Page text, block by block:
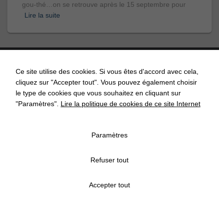
gou-thé…on se retrouve après le 15 septembre pour
Lire la suite
ACCUEIL ACTUALITÉS AGENDA API’GRENDEL
ECONOMIE
POLITIQUE DE CONFIDENTIALITÉ
GESTION DES COOKIES
Ce site utilise des cookies. Si vous êtes d'accord avec cela,
cliquez sur "Accepter tout". Vous pouvez également choisir
le type de cookies que vous souhaitez en cliquant sur
"Paramètres". Lire la politique de cookies de ce site Internet
Paramètres
Refuser tout
Accepter tout